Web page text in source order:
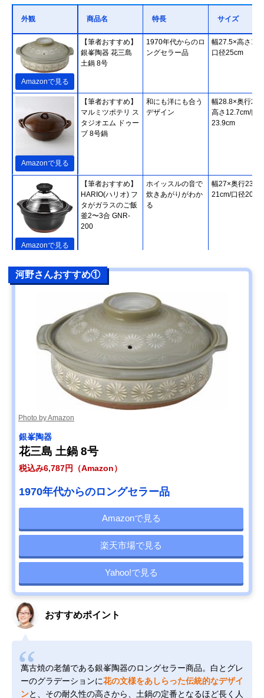
外観 商品名 特長 サイズ
Amazonで見る
【筆者おすすめ】
銀峯陶器 花三島
土鍋 8号
1970年代からのロ
ングセラー品
幅27.5×高さ
口径25cm
Amazonで見る
【筆者おすすめ】
マルミツポテリ ス
タジオエム ドゥー
ブ 8号鍋
和にも洋にも合う
デザイン
幅28.8×奥行
高さ12.7cm/口
23.9cm
Amazonで見る
【筆者おすすめ】
HARIO(ハリオ) フ
タがガラスのご飯
釜2〜3合 GNR-
200
ホイッスルの音で
炊きあがりがわか
る
幅27×奥行23×高
21cm/口径20cm
楽天市場で見る
【筆者おすすめ】
長谷園 かまどさん
四合炊き ACT-04
【筆者おすすめ】
キントー(KINTO)
KAKOMI IH土鍋
2.5L
IHやオーブンなど
さまざまな熱源に
対応
27.5cm
Amazonで見る
【筆者おすすめ】
ミヤザキ食器
M.STYLE Karl(カ
ール) IH軽量土鍋8
号 KAL0308
家庭で気軽に使え
る軽い土鍋
幅29.2×高さ
9.5cm/口径
河野さんおすすめ①
Photo by Amazon
銀峯陶器
花三島 土鍋 8号
税込み6,787円（Amazon）
1970年代からのロングセラー品
Amazonで見る
楽天市場で見る
Yahoo!で見る
おすすめポイント
萬古焼の老舗である銀峯陶器のロングセラー商品。白とグレ
ーのグラデーションに花の文様をあしらった伝統的なデザイ
ンと、その耐久性の高さから、土鍋の定番となるほど長く人